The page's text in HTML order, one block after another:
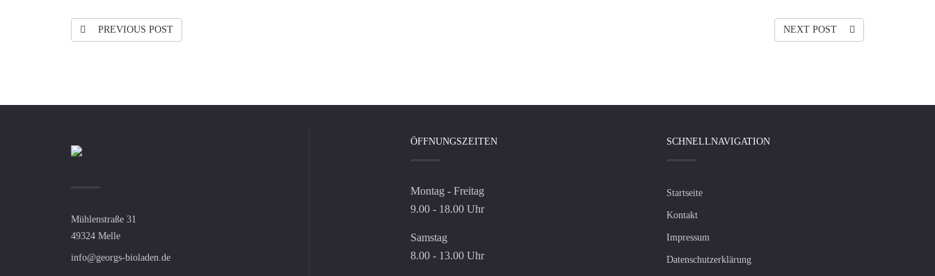
PREVIOUS POST NEXT POST
Mühlenstraße 31
49324 Melle
info@georgs-bioladen.de
ÖFFNUNGSZEITEN
Montag - Freitag
9.00 - 18.00 Uhr
Samstag
8.00 - 13.00 Uhr
SCHNELLNAVIGATION
Startseite
Kontakt
Impressum
Datenschutzerklärung